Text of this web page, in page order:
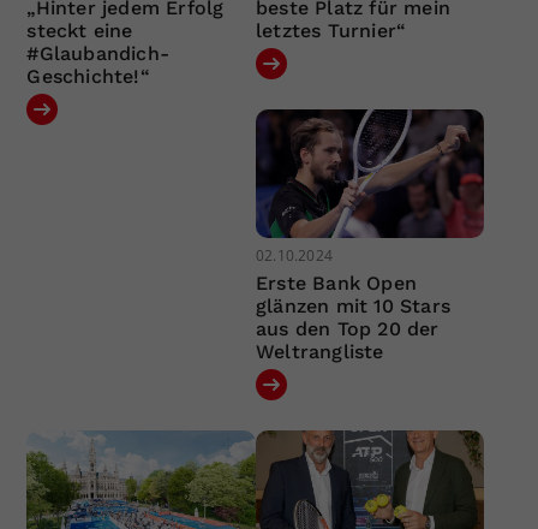
„Hinter jedem Erfolg
steckt eine
#Glaubandich-
Geschichte!“
beste Platz für mein
letztes Turnier“
02.10.2024
Erste Bank Open
glänzen mit 10 Stars
aus den Top 20 der
Weltrangliste